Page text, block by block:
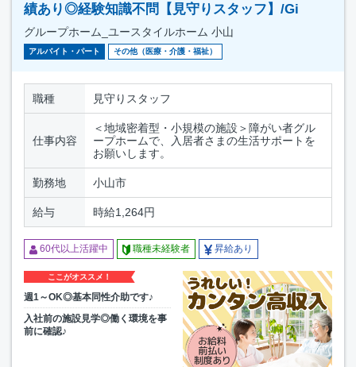
績あり◎経験知識不問【見守りスタッフ】/Gi
グループホーム_ユースタイルホーム 小山
アルバイト・パート その他（医療・介護・福祉）
職種 見守りスタッフ
仕事内容
＜地域密着型・小規模の施設＞障がい者グル
ープホームで、入居者さまの生活サポートを
お願いします。
勤務地 小山市
給与 時給1,264円
60代以上活躍中 職種未経験者 昇給あり
ここがオススメ！
週1～OK◎基本同性介助です♪
入社前の施設見学◎働く環境を事
前に確認♪